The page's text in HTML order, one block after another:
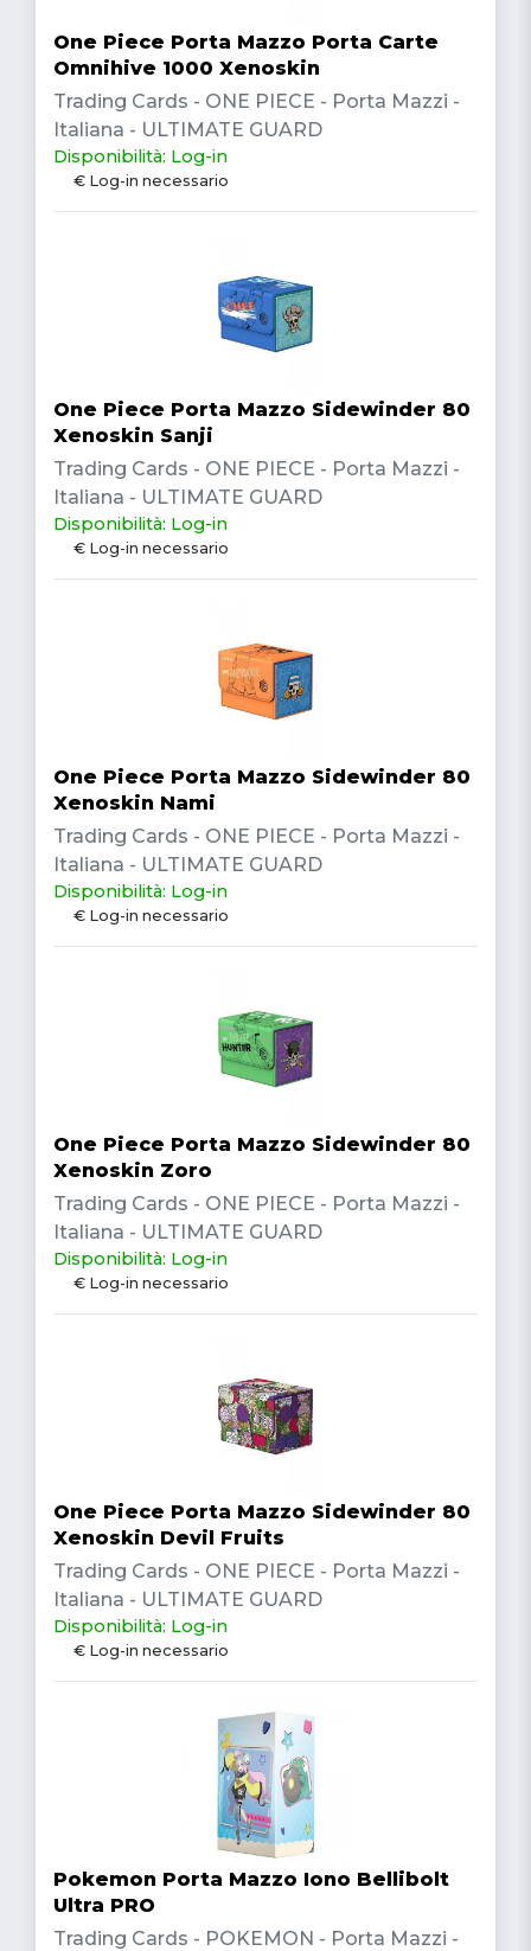
One Piece Porta Mazzo Porta Carte
Omnihive 1000 Xenoskin
Trading Cards - ONE PIECE - Porta Mazzi -
Italiana - ULTIMATE GUARD
Disponibilità: Log-in
€ Log-in necessario
One Piece Porta Mazzo Sidewinder 80
Xenoskin Sanji
Trading Cards - ONE PIECE - Porta Mazzi -
Italiana - ULTIMATE GUARD
Disponibilità: Log-in
€ Log-in necessario
One Piece Porta Mazzo Sidewinder 80
Xenoskin Nami
Trading Cards - ONE PIECE - Porta Mazzi -
Italiana - ULTIMATE GUARD
Disponibilità: Log-in
€ Log-in necessario
One Piece Porta Mazzo Sidewinder 80
Xenoskin Zoro
Trading Cards - ONE PIECE - Porta Mazzi -
Italiana - ULTIMATE GUARD
Disponibilità: Log-in
€ Log-in necessario
One Piece Porta Mazzo Sidewinder 80
Xenoskin Devil Fruits
Trading Cards - ONE PIECE - Porta Mazzi -
Italiana - ULTIMATE GUARD
Disponibilità: Log-in
€ Log-in necessario
Pokemon Porta Mazzo Iono Bellibolt
Ultra PRO
Trading Cards - POKEMON - Porta Mazzi -